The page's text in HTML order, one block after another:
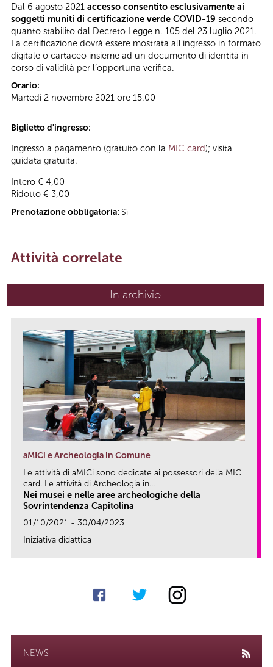
Dal 6 agosto 2021 accesso consentito esclusivamente ai
soggetti muniti di certificazione verde COVID-19 secondo
quanto stabilito dal Decreto Legge n. 105 del 23 luglio 2021.
La certificazione dovrà essere mostrata all’ingresso in formato
digitale o cartaceo insieme ad un documento di identità in
corso di validità per l’opportuna verifica.
Orario:
Martedì 2 novembre 2021 ore 15.00
Biglietto d'ingresso:
Ingresso a pagamento (gratuito con la MIC card); visita
guidata gratuita.
Intero € 4,00
Ridotto € 3,00
Prenotazione obbligatoria: Sì
Attività correlate
In archivio
aMICi e Archeologia in Comune
Le attività di aMICi sono dedicate ai possessori della MIC
card. Le attività di Archeologia in...
Nei musei e nelle aree archeologiche della
Sovrintendenza Capitolina
01/10/2021 - 30/04/2023
Iniziativa didattica
NEWS